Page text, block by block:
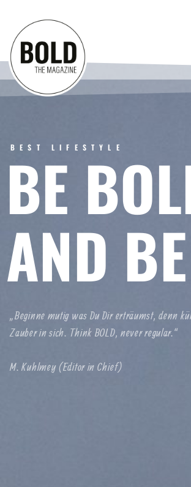
BEST LIFESTYLE
BE
AND
„Beginne mutig was Du Dir erträumst, denn
Zauber in sich. Think BOLD, never regular.“
M. Kuhlmey (Editor in Chief)